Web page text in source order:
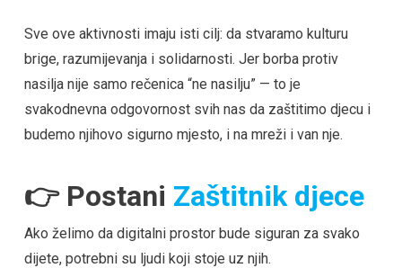
Sve ove aktivnosti imaju isti cilj: da stvaramo kulturu
brige, razumijevanja i solidarnosti. Jer borba protiv
nasilja nije samo rečenica “ne nasilju” — to je
svakodnevna odgovornost svih nas da zaštitimo djecu i
budemo njihovo sigurno mjesto, i na mreži i van nje.
👉 Postani Zaštitnik djece
Ako želimo da digitalni prostor bude siguran za svako
dijete, potrebni su ljudi koji stoje uz njih.